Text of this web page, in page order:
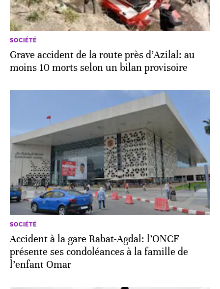
SOCIÉTÉ
Grave accident de la route près d’Azilal: au
moins 10 morts selon un bilan provisoire
SOCIÉTÉ
Accident à la gare Rabat-Agdal: l’ONCF
présente ses condoléances à la famille de
l’enfant Omar